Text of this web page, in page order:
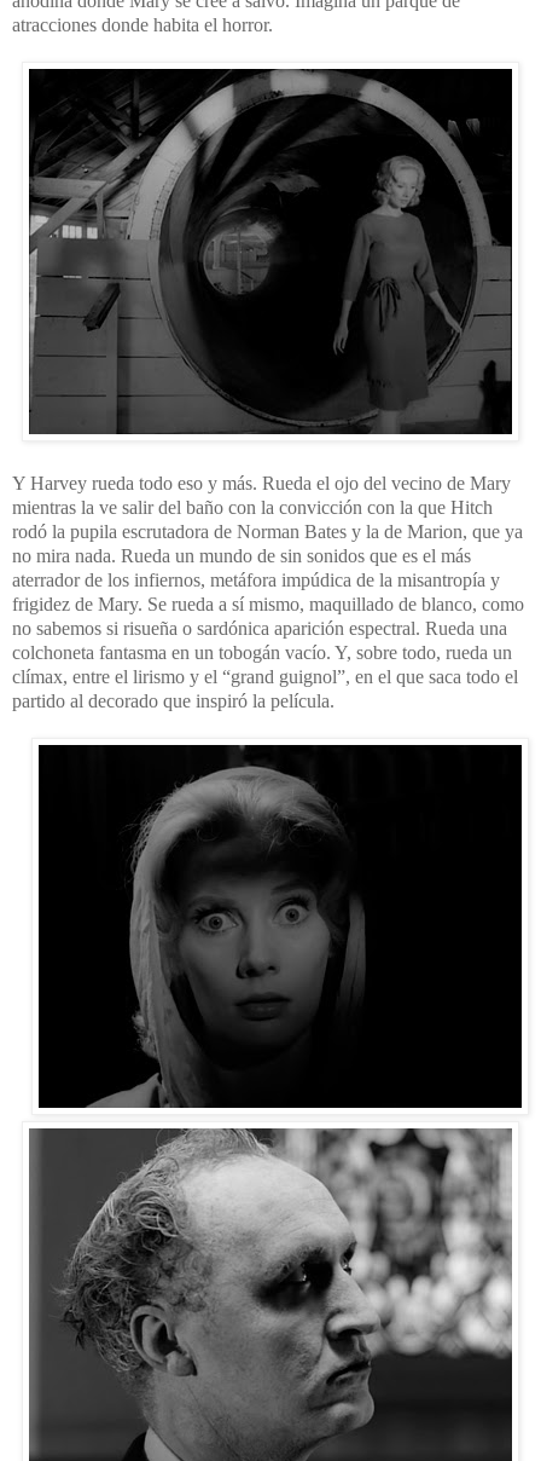
atracciones donde habita el horror.
Y Harvey rueda todo eso y más. Rueda el ojo del vecino de Mary
mientras la ve salir del baño con la convicción con la que Hitch
rodó la pupila escrutadora de Norman Bates y la de Marion, que ya
no mira nada. Rueda un mundo de sin sonidos que es el más
aterrador de los infiernos, metáfora impúdica de la misantropía y
frigidez de Mary. Se rueda a sí mismo, maquillado de blanco, como
no sabemos si risueña o sardónica aparición espectral. Rueda una
colchoneta fantasma en un tobogán vacío. Y, sobre todo, rueda un
clímax, entre el lirismo y el “grand guignol”, en el que saca todo el
partido al decorado que inspiró la película.